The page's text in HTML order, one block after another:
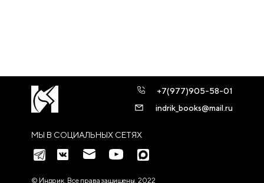
МЫ В СОЦИАЛЬНЫХ СЕТЯХ
+7(977)905-58-01
indrik_books@mail.ru
© Индрик. Все права защищены, 2022